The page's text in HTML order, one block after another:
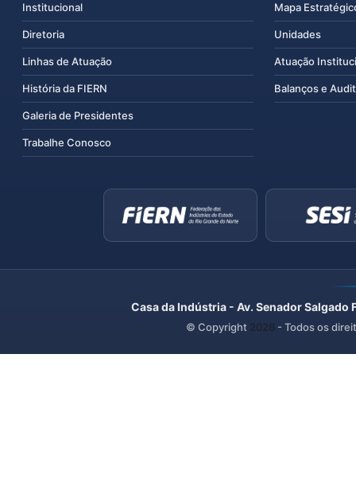
Institucional
Diretoria
Linhas de Atuação
História da FIERN
Galeria de Presidentes
Trabalhe Conosco
Mapa
Unidades
Atuação
Balanços e
Casa da Indústria - Av. Senador
© Copyright 2026 - Todos os